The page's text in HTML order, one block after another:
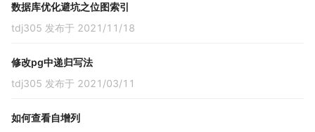
数据库优化避坑之位图索引
tdj305 发布于 2021/11/18
修改pg中递归写法
tdj305 发布于 2021/03/11
如何查看自增列